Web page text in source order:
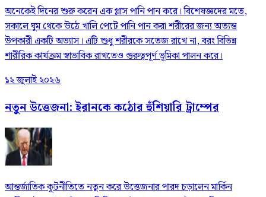
অনেকেই দিনের শুরু করেন এক গ্লাস পানি পান করে। বিশেষজ্ঞদের মতে,
সকালে ঘুম থেকে উঠে খালি পেটে পানি পান করা শরীরের জন্য অত্যন্ত
উপকারী একটি অভ্যাস। এটি শুধু শরীরকে সতেজ রাখে না, বরং বিভিন্ন
শারীরিক কার্যক্রম স্বাভাবিক রাখতেও গুরুত্বপূর্ণ ভূমিকা পালন করে।
১২ জুলাই ২০২৬
নতুন উত্তেজনা: ইরানকে কঠোর হুঁশিয়ারি ট্রাম্পের
আন্তর্জাতিক কূটনীতিতে নতুন করে উত্তেজনার পারদ চড়ালেন মার্কিন